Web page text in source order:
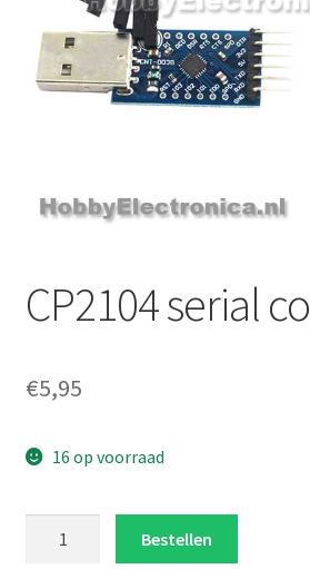
CP2104 serial
€5,95
16 op voorraad
Bestellen